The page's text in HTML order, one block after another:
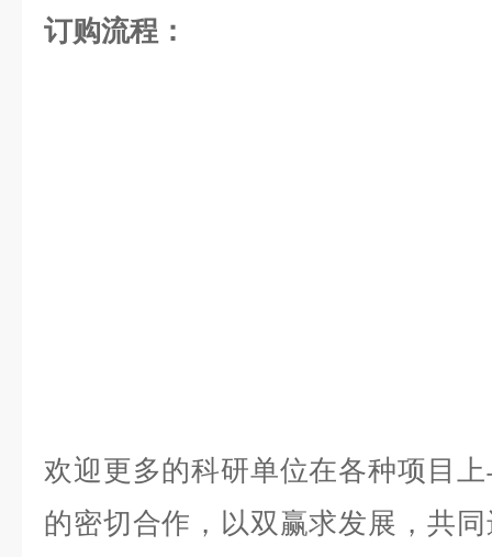
订购流程：
欢迎更多的科研单位在各种项目
的密切合作，以双赢求发展，共